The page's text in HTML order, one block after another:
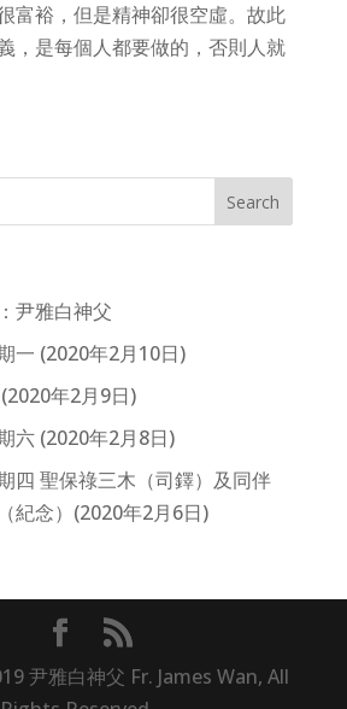
富裕，但是精神卻很空虛。故此
，是每個人都要做的，否則人就
尹雅白神父
一 (2020年2月10日)
年2月9日)
六 (2020年2月8日)
四 聖保祿三木（司鐸）及同伴
紀念）(2020年2月6日)
尹雅白神父 Fr. James Wan, All